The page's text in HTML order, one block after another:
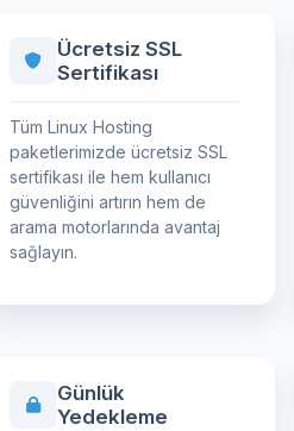
Ücretsiz SSL
Sertifikası
Tüm Linux Hosting
paketlerimizde ücretsiz SSL
sertifikası ile hem kullanıcı
güvenliğini artırın hem de
arama motorlarında avantaj
sağlayın.
Günlük
Yedekleme